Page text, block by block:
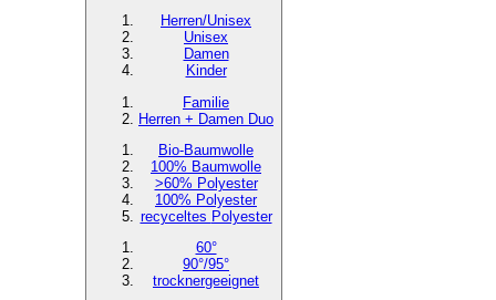
Herren/Unisex
Unisex
Damen
Kinder
Familie
Herren + Damen Duo
Bio-Baumwolle
100% Baumwolle
>60% Polyester
100% Polyester
recyceltes Polyester
60°
90°/95°
trocknergeeignet